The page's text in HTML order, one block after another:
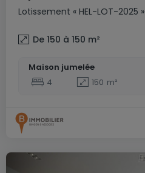
Lotissement « HEL-LOT-2025 »
De 150 à 150 m²
Maison jumelée
4
150 m²